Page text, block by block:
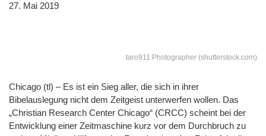
27. Mai 2019
taro911 Photographer (shutterstock.com)
Chicago (tl) – Es ist ein Sieg aller, die sich in ihrer
Bibelauslegung nicht dem Zeitgeist unterwerfen wollen. Das
„Christian Research Center Chicago“ (CRCC) scheint bei der
Entwicklung einer Zeitmaschine kurz vor dem Durchbruch zu